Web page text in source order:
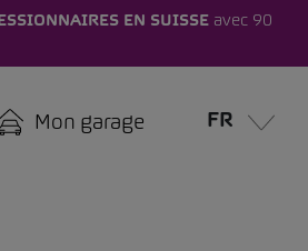
EN SUISSEavec 90
Mon garage FR